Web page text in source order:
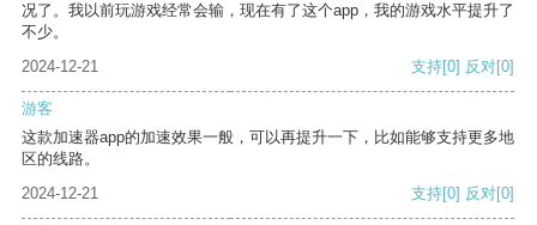
况了。我以前玩游戏经常会输，现在有了这个app，我的游戏水平提升了
不少。
2024-12-21
支持[0] 反对[0]
游客
这款加速器app的加速效果一般，可以再提升一下，比如能够支持更多地
区的线路。
2024-12-21
支持[0] 反对[0]